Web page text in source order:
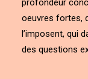
profondeur
oeuvres fortes,
l’imposent, qui
des questions